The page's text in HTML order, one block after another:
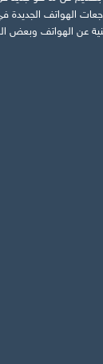
الهواتف الجديدة
عن الهواتف وبعض